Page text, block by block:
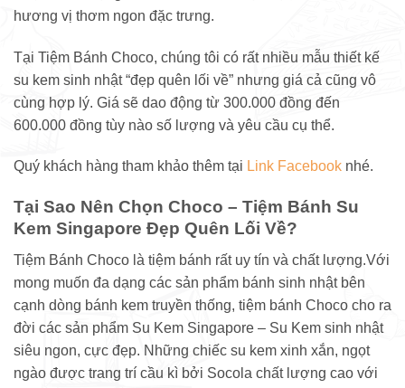
hương vị thơm ngon đặc trưng.
Tại Tiệm Bánh Choco, chúng tôi có rất nhiều mẫu thiết kế
su kem sinh nhật “đẹp quên lối về” nhưng giá cả cũng vô
cùng hợp lý. Giá sẽ dao động từ 300.000 đồng đến
600.000 đồng tùy nào số lượng và yêu cầu cụ thể.
Quý khách hàng tham khảo thêm tại Link Facebook nhé.
Tại Sao Nên Chọn Choco – Tiệm Bánh Su
Kem Singapore Đẹp Quên Lối Về?
Tiệm Bánh Choco là tiệm bánh rất uy tín và chất lượng.Với
mong muốn đa dạng các sản phẩm bánh sinh nhật bên
cạnh dòng bánh kem truyền thống, tiệm bánh Choco cho ra
đời các sản phẩm Su Kem Singapore – Su Kem sinh nhật
siêu ngon, cực đẹp. Những chiếc su kem xinh xắn, ngọt
ngào được trang trí cầu kì bởi Socola chất lượng cao với